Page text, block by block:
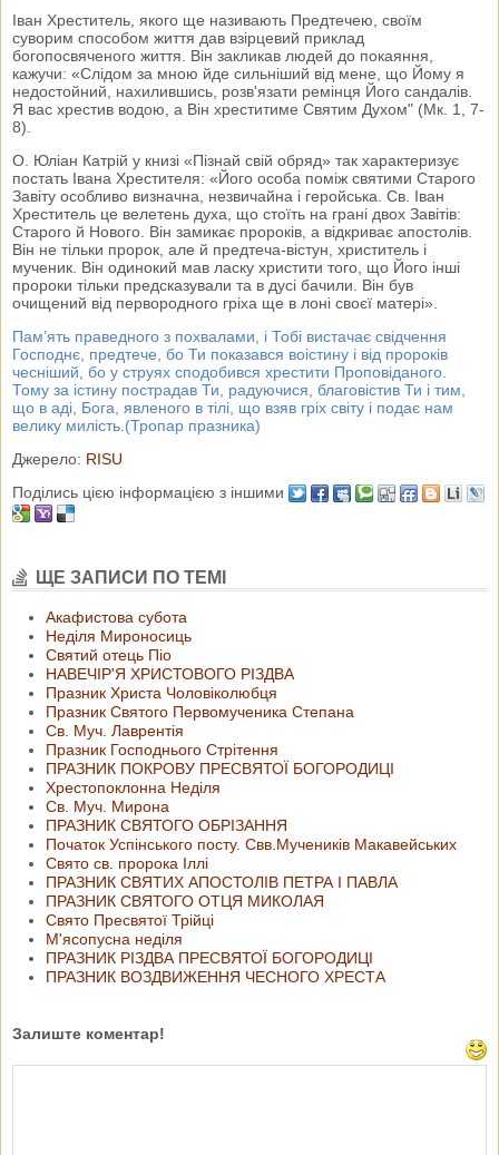
Іван Хреститель, якого ще називають Предтечею, своїм
суворим способом життя дав взірцевий приклад
богопосвяченого життя. Він закликав людей до покаяння,
кажучи: «Слідом за мною йде сильніший від мене, що Йому я
недостойний, нахилившись, розв'язати ремінця Його сандалів.
Я вас хрестив водою, а Він хреститиме Святим Духом" (Мк. 1, 7-
8).
О. Юліан Катрій у книзі «Пізнай свій обряд» так характеризує
постать Івана Хрестителя: «Його особа поміж святими Старого
Завіту особливо визначна, незвичайна і геройська. Св. Іван
Хреститель це велетень духа, що стоїть на грані двох Завітів:
Старого й Нового. Він замикає пророків, а відкриває апостолів.
Він не тільки пророк, але й предтеча-вістун, христитель і
мученик. Він одинокий мав ласку христити того, що Його інші
пророки тільки предсказували та в дусі бачили. Він був
очищений від первородного гріха ще в лоні своєї матері».
Пам’ять праведного з похвалами, і Тобі вистачає свідчення
Господнє, предтече, бо Ти показався воістину і від пророків
чесніший, бо у струях сподобився хрестити Проповіданого.
Тому за істину пострадав Ти, радуючися, благовістив Ти і тим,
що в аді, Бога, явленого в тілі, що взяв гріх світу і подає нам
велику милість.(Тропар празника)
Джерело: RISU
Поділись цією інформацією з іншими
ЩЕ ЗАПИСИ ПО ТЕМІ
Акафистова субота
Неділя Мироносиць
Святий отець Піо
НАВЕЧІР'Я ХРИСТОВОГО РІЗДВА
Празник Христа Чоловіколюбця
Празник Святого Первомученика Степана
Св. Муч. Лаврентія
Празник Господнього Стрітення
ПРАЗНИК ПОКРОВУ ПРЕСВЯТОЇ БОГОРОДИЦІ
Хрестопоклонна Неділя
Св. Муч. Мирона
ПРАЗНИК СВЯТОГО ОБРІЗАННЯ
Початок Успінського посту. Свв.Мучеників Макавейських
Свято св. пророка Іллі
ПРАЗНИК СВЯТИХ АПОСТОЛІВ ПЕТРА І ПАВЛА
ПРАЗНИК СВЯТОГО ОТЦЯ МИКОЛАЯ
Свято Пресвятої Трійці
М'ясопусна неділя
ПРАЗНИК РІЗДВА ПРЕСВЯТОЇ БОГОРОДИЦІ
ПРАЗНИК ВОЗДВИЖЕННЯ ЧЕСНОГО ХРЕСТА
Залиште коментар!